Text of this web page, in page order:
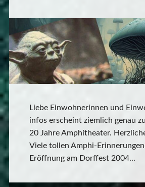
Liebe Einwohnerinnen und
infos erscheint ziemlich genau
20 Jahre Amphitheater.
Viele tollen Amphi-
Eröffnung am Dorffest 2004...